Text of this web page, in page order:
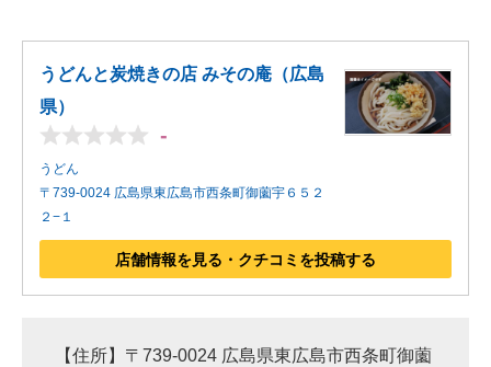
うどんと炭焼きの店 みその庵（広島
県）
-
うどん
〒739-0024 広島県東広島市西条町御薗宇６５２
２−１
店舗情報を見る・クチコミを投稿する
【住所】〒739-0024 広島県東広島市西条町御薗